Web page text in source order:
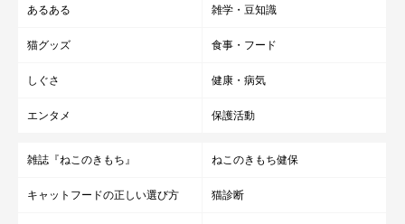
あるある 雑学・豆知識
猫グッズ 食事・フード
しぐさ 健康・病気
エンタメ 保護活動
雑誌『ねこのきもち』 ねこのきもち健保
キャットフードの正しい選び方 猫診断